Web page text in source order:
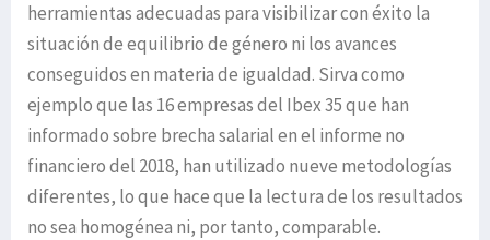
herramientas adecuadas para visibilizar con éxito la
situación de equilibrio de género ni los avances
conseguidos en materia de igualdad. Sirva como
ejemplo que las 16 empresas del Ibex 35 que han
informado sobre brecha salarial en el informe no
financiero del 2018, han utilizado nueve metodologías
diferentes, lo que hace que la lectura de los resultados
no sea homogénea ni, por tanto, comparable.